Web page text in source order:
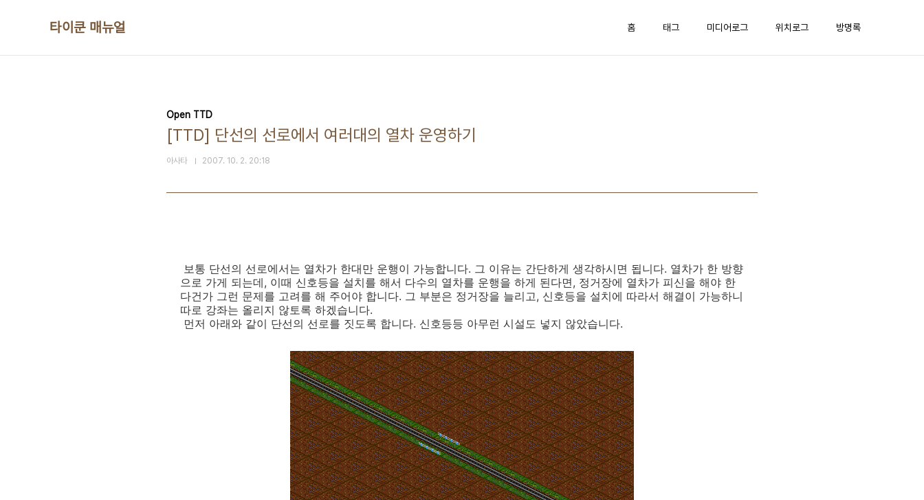
타이쿤 매뉴얼 홈 태그 미디어로그 위치로그 방명록
Open TTD
[TTD] 단선의 선로에서 여러대의 열차 운영하기
아사타 2007. 10. 2. 20:18
보통 단선의 선로에서는 열차가 한대만 운행이 가능합니다. 그 이유는 간단하게 생각하시면 됩니다. 열차가 한 방향
으로 가게 되는데, 이때 신호등을 설치를 해서 다수의 열차를 운행을 하게 된다면, 정거장에 열차가 피신을 해야 한
다건가 그런 문제를 고려를 해 주어야 합니다. 그 부분은 정거장을 늘리고, 신호등을 설치에 따라서 해결이 가능하니
따로 강좌는 올리지 않토록 하겠습니다.
먼저 아래와 같이 단선의 선로를 짓도록 합니다. 신호등등 아무런 시설도 넣지 않았습니다.